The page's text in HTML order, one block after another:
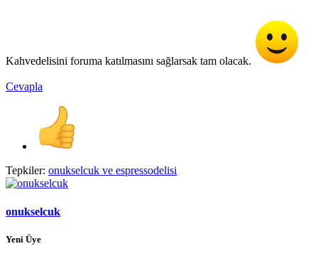
Kahvedelisini foruma katılmasını sağlarsak tam olacak.
Cevapla
Tepkiler: onukselcuk ve espressodelisi
onukselcuk
Yeni Üye